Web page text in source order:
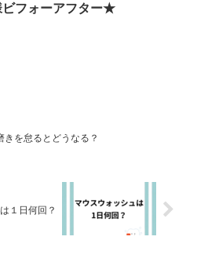
ビフォーアフター★
きを怠るとどうなる？
１日何回？